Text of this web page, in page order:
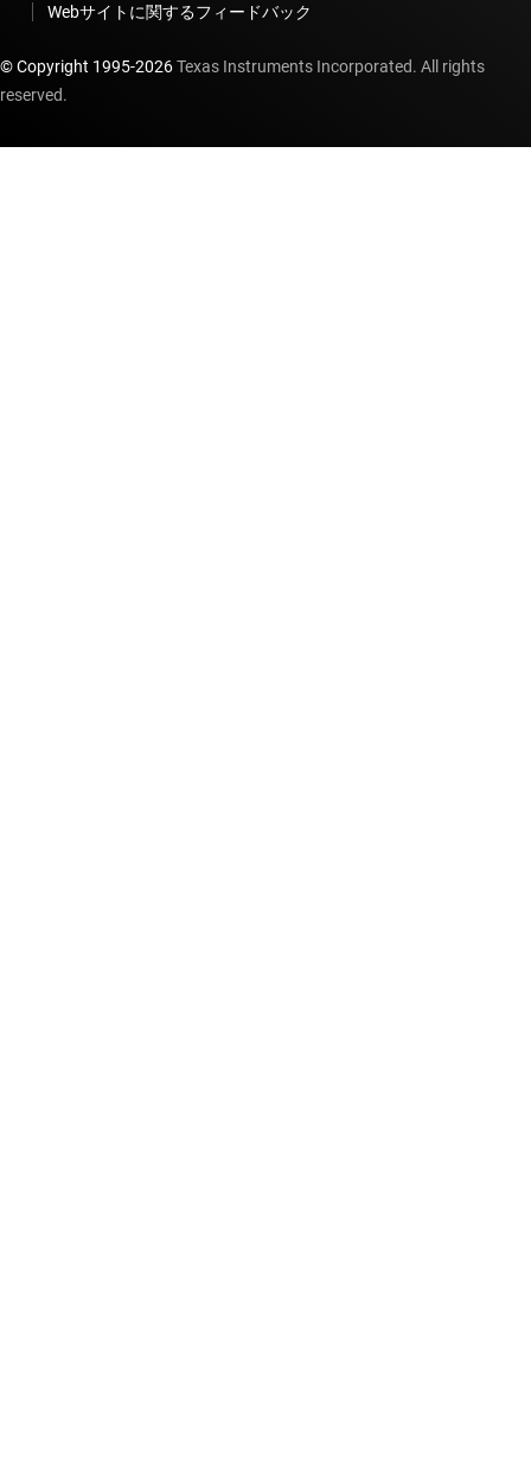
Webサイトに関するフィードバック
© Copyright 1995-2026Texas Instruments Incorporated. All rights
reserved.